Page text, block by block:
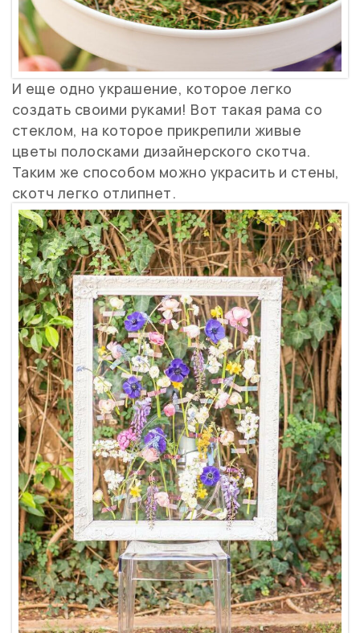
И еще одно украшение, которое легко
создать своими руками! Вот такая рама со
стеклом, на которое прикрепили живые
цветы полосками дизайнерского скотча.
Таким же способом можно украсить и стены,
скотч легко отлипнет.